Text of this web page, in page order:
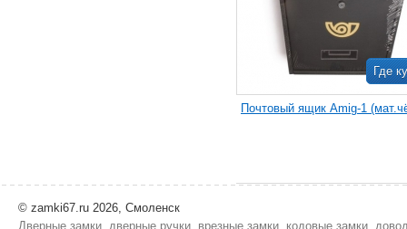
Где
Почтовый ящик Amig-1
© zamki67.ru 2026, Смоленск
Дверные замки, дверные ручки, врезные замки, кодовые замки,